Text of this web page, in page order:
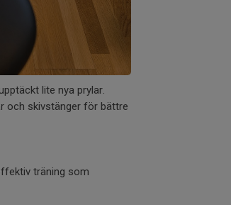
lite nya prylar.
och skivstänger för bättre
träning som